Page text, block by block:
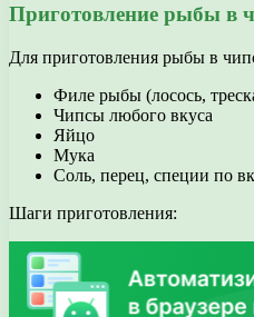
Приготовление рыбы в
Для приготовления рыбы в
Филе рыбы (лосось,
Чипсы любого вкуса
Яйцо
Мука
Соль, перец, специи по
Шаги приготовления: